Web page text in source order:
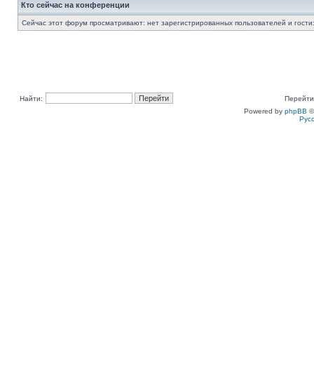
Кто сейчас на конференции
Сейчас этот форум просматривают: нет зарегистрированных пользователей и
Найти:
Powered by phpBB